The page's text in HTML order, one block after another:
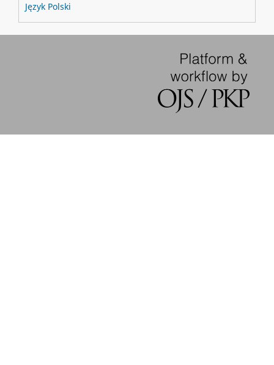
Język Polski